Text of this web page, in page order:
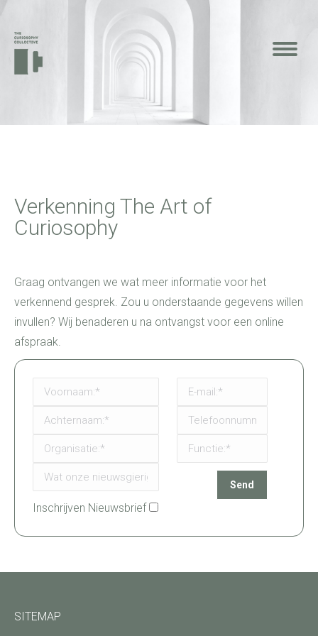
Verkenning The Art of
Curiosophy
Graag ontvangen we wat meer informatie voor het
verkennend gesprek. Zou u onderstaande gegevens willen
invullen? Wij benaderen u na ontvangst voor een online
afspraak.
Inschrijven Nieuwsbrief
SITEMAP